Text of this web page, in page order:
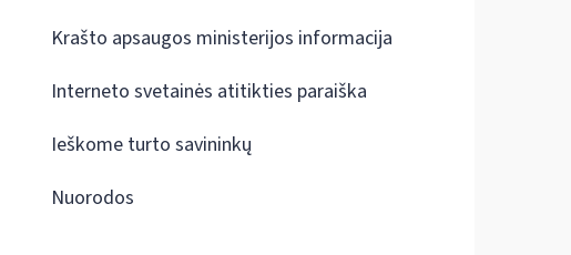
Krašto apsaugos ministerijos informacija
Interneto svetainės atitikties paraiška
Ieškome turto savininkų
Nuorodos